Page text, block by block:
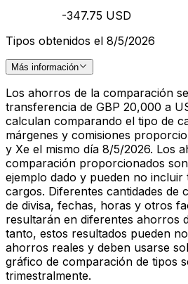
-347.75 USD
Tipos obtenidos el 8/5/2026
Más información
Los ahorros de la comparación
transferencia de GBP 20,000 a
calculan comparando el tipo de
márgenes y comisiones
y Xe el mismo día 8/5/2026. Los
comparación proporcionados
ejemplo dado y pueden no incluir
cargos. Diferentes cantidades de
de divisa, fechas, horas y otros
resultarán en diferentes ahorros
tanto, estos resultados pueden
ahorros reales y deben usarse
gráfico de comparación de tipos
trimestralmente.